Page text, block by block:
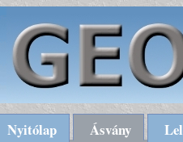
Nyitólap Ásvány